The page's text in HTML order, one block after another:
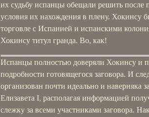
их судьбу испанцы обещали решить после
условия их нахождения в плену. Хокинсу
торговле с Испанией и испанскими
Хокинсу титул гранда. Во, как!
Испанцы полностью доверяли Хокинсу и
подробности готовящегося заговора. И
организован почти идеально и наверняка
Елизавета I, располагая информацией
слежку за всеми участниками заговора.